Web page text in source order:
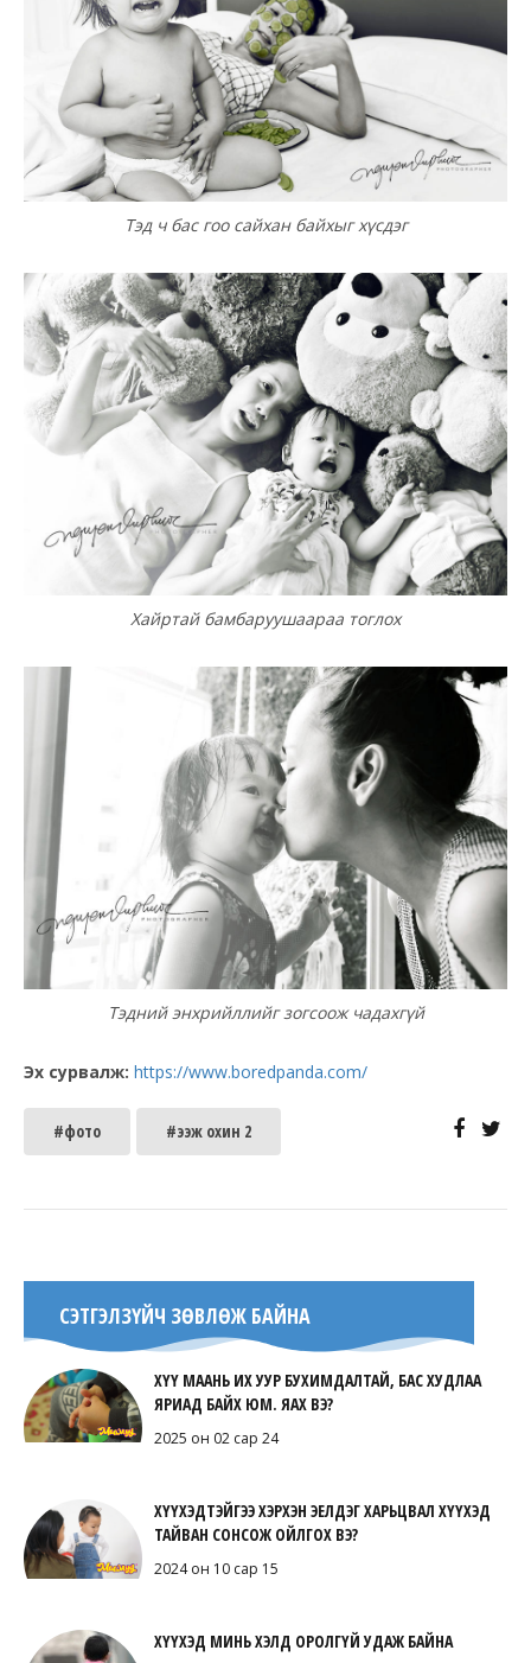
Тэд ч бас гоо сайхан байхыг хүсдэг
Хайртай бамбаруушаараа тоглох
Тэдний энхрийллийг зогсоож чадахгүй
Эх сурвалж: https://www.boredpanda.com/
#фото #ээж охин 2
СЭТГЭЛЗҮЙЧ ЗӨВЛӨЖ БАЙНА
ХҮҮ МААНЬ ИХ УУР БУХИМДАЛТАЙ, БАС ХУДЛАА
ЯРИАД БАЙХ ЮМ. ЯАХ ВЭ?
2025 он 02 сар 24
ХҮҮХЭДТЭЙГЭЭ ХЭРХЭН ЭЕЛДЭГ ХАРЬЦВАЛ ХҮҮХЭД
ТАЙВАН СОНСОЖ ОЙЛГОХ ВЭ?
2024 он 10 сар 15
ХҮҮХЭД МИНЬ ХЭЛД ОРОЛГҮЙ УДАЖ БАЙНА